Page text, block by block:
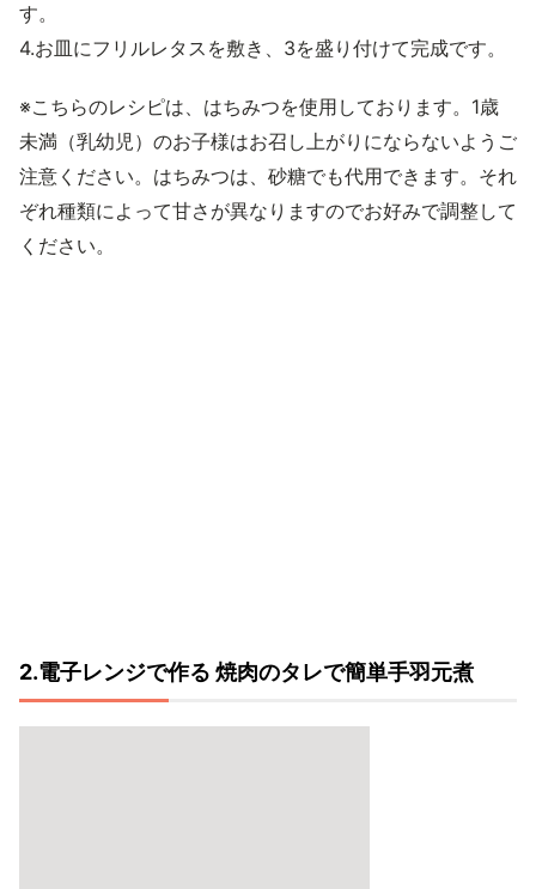
す。
4.お皿にフリルレタスを敷き、3を盛り付けて完成です。
※こちらのレシピは、はちみつを使用しております。1歳
未満（乳幼児）のお子様はお召し上がりにならないようご
注意ください。はちみつは、砂糖でも代用できます。それ
ぞれ種類によって甘さが異なりますのでお好みで調整して
ください。
2.電子レンジで作る 焼肉のタレで簡単手羽元煮